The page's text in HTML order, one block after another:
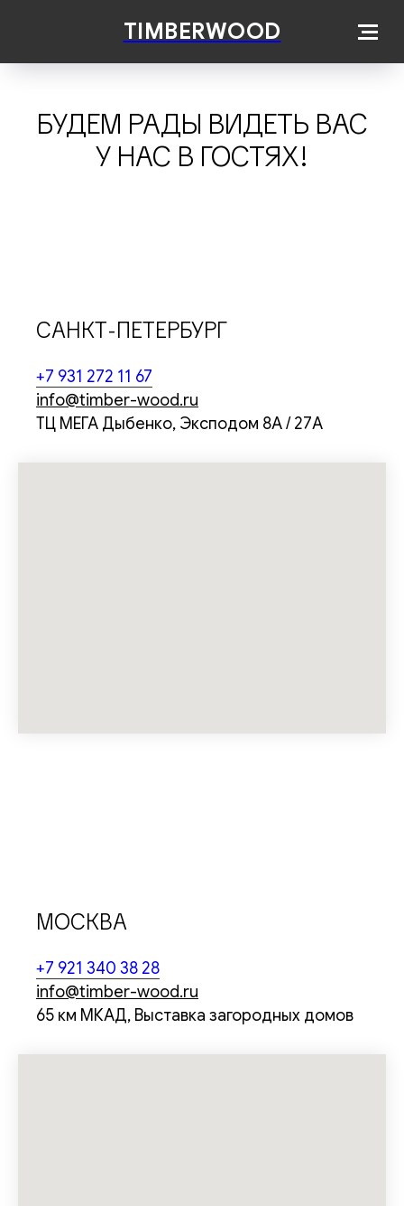
TIMBERWOOD
БУДЕМ РАДЫ ВИДЕТЬ ВАС
У НАС В ГОСТЯХ!
САНКТ-ПЕТЕРБУРГ
+7 931 272 11 67
info@timber-wood.ru
ТЦ МЕГА Дыбенко, Эксподом 8А / 27А
МОСКВА
+7 921 340 38 28
info@timber-wood.ru
65 км МКАД, Выставка загородных домов